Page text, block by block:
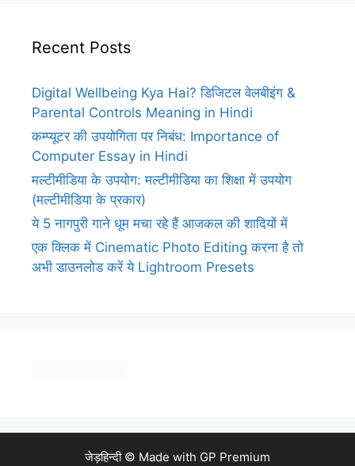
Recent Posts
Digital Wellbeing Kya Hai? डिजिटल वेलबीइंग &
Parental Controls Meaning in Hindi
कम्प्यूटर की उपयोगिता पर निबंध: Importance of
Computer Essay in Hindi
मल्टीमीडिया के उपयोग: मल्टीमीडिया का शिक्षा में उपयोग
(मल्टीमीडिया के प्रकार)
ये 5 नागपुरी गाने धूम मचा रहे हैं आजकल की शादियों में
एक क्लिक में Cinematic Photo Editing करना है तो
अभी डाउनलोड करें ये Lightroom Presets
जेड़हिन्दी © Made with GP Premium